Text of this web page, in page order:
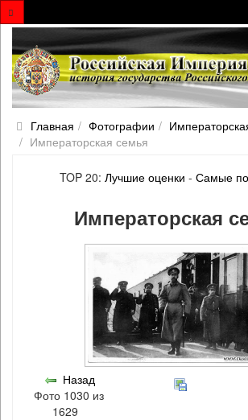
Главная Фотографии
Императорская семья
TOP 20: Лучшие оценки - Самые
Императорская
Назад
Фото 1030 из
1629